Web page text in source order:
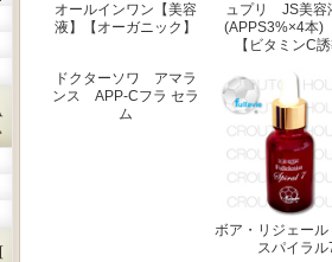
オールインワン【美容
液】【オーガニック】
ュプリ JS美
(APPS3%×4本)
【ビタミンC
ドクターソワ アマラ
ンス APP-Cフラ セラ
ム
ボア・リジェー
スパイラ